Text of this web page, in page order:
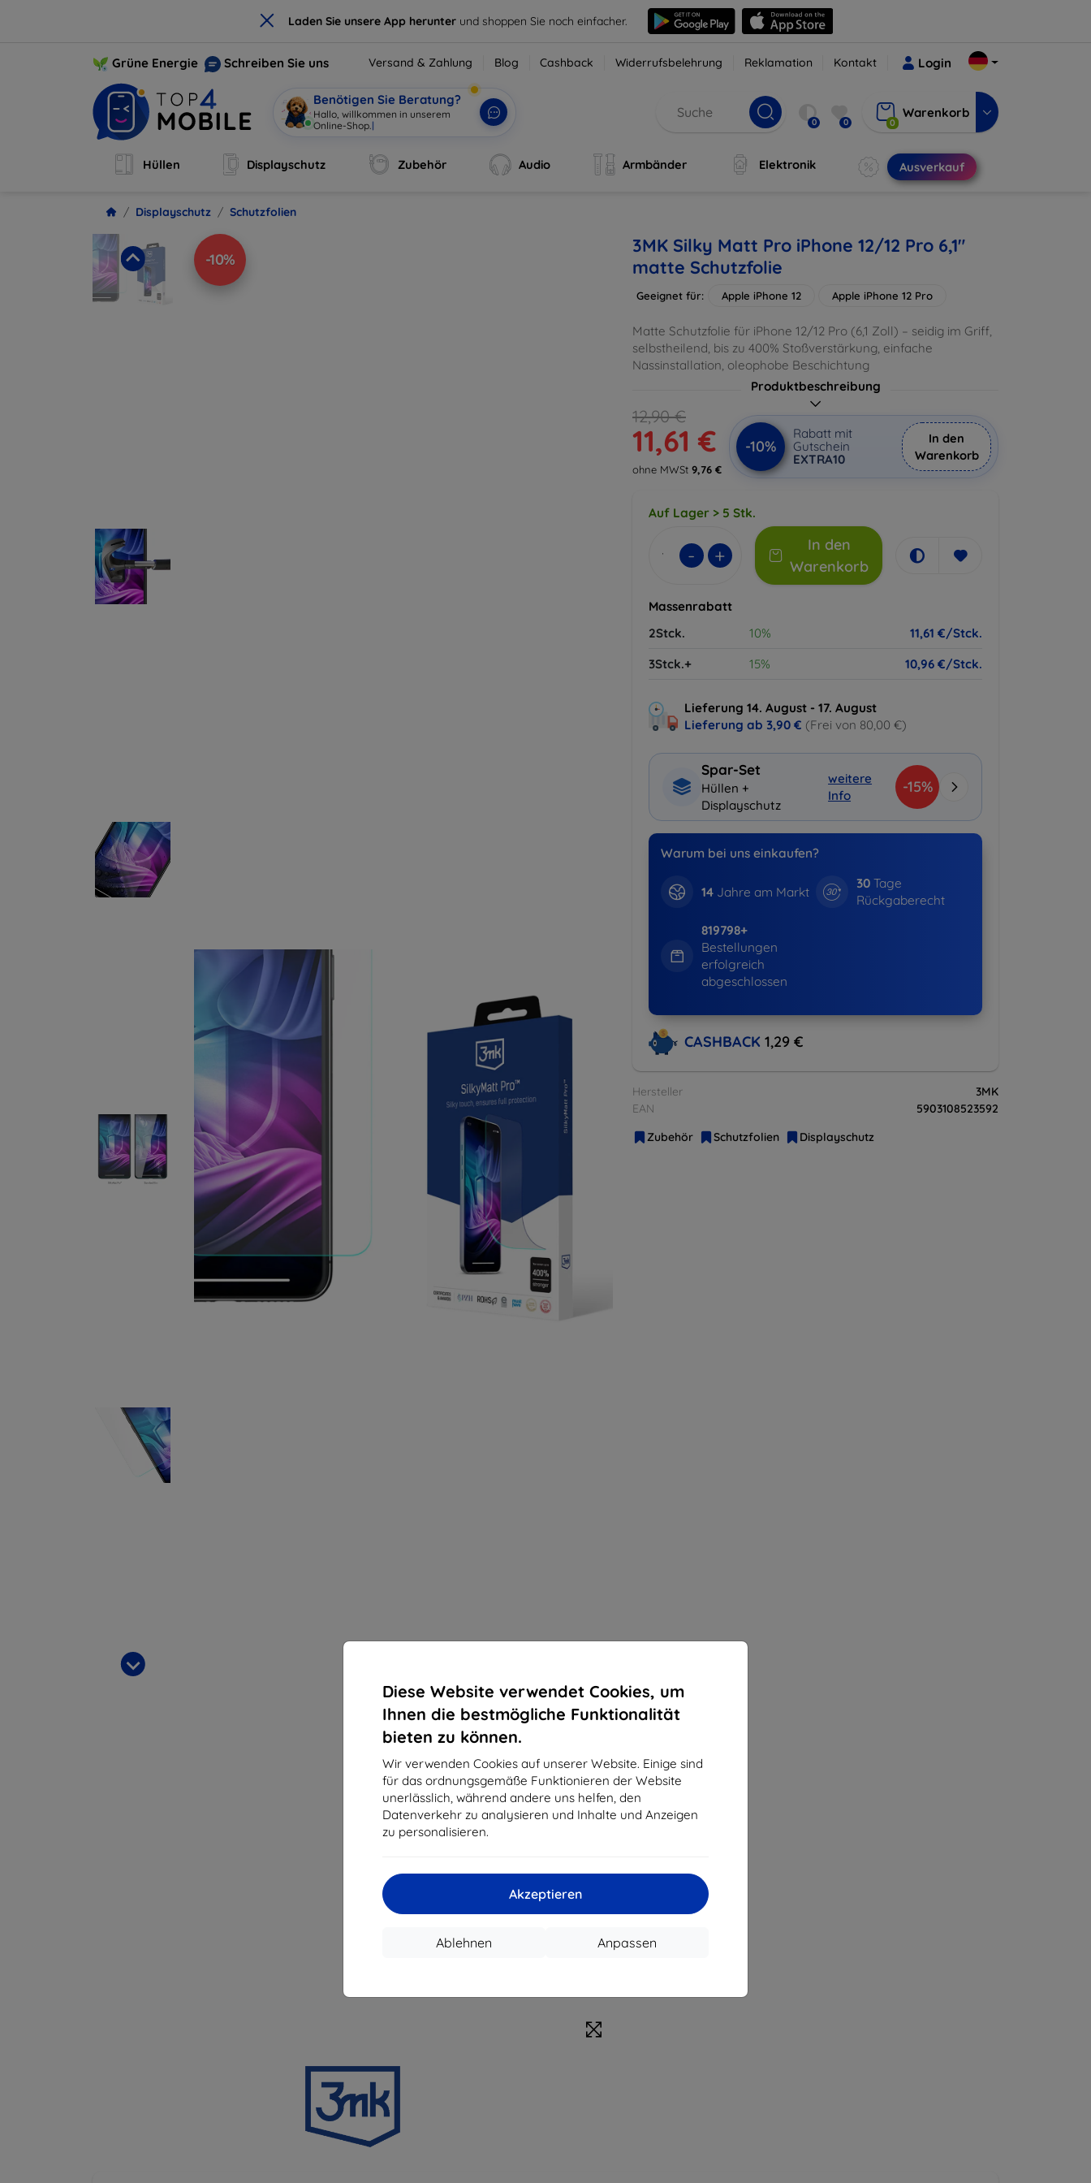
× Laden Sie unsere App herunter und shoppen Sie noch einfacher.
Diese Website verwendet Cookies, um
Ihnen die bestmögliche Funktionalität
bieten zu können.
Wir verwenden Cookies auf unserer Website. Einige sind
für das ordnungsgemäße Funktionieren der Website
unerlässlich, während andere uns helfen, den
Datenverkehr zu analysieren und Inhalte und Anzeigen
zu personalisieren.
Akzeptieren
Anpassen
Ablehnen
Grüne Energie Schreiben Sie uns Versand & Zahlung Blog Cashback Widerrufsbelehrung Reklamation Kontakt Login
Benötigen Sie Beratung?
Ic| 0 0 0
Warenkorb
Hüllen Displayschutz Zubehör Audio Armbänder Elektronik Ausverkauf
Displayschutz Schutzfolien
-10%
3MK Silky Matt Pro iPhone 12/12 Pro 6,1"
matte Schutzfolie
Geeignet für: Apple iPhone 12 Apple iPhone 12 Pro
Matte Schutzfolie für iPhone 12/12 Pro (6,1 Zoll) – seidig im Griff,
selbstheilend, bis zu 400% Stoßverstärkung, einfache
Nassinstallation, oleophobe Beschichtung
Produktbeschreibung
12,90 €
11,61 €
ohne MWSt 9,76 €
-10%
Rabatt mit
Gutschein
EXTRA10
In den
Warenkorb
Auf Lager > 5 Stk.
- +
In den
Warenkorb
Massenrabatt
2Stck.
10%
11,61 €/Stck.
3Stck.+
15% 10,96 €/Stck.
Lieferung 14. August - 17. August
Lieferung ab 3,90 € (Frei von 80,00 €)
Spar-Set
Hüllen +
Displayschutz
weitere
Info
-15%
Warum bei uns einkaufen?
14Jahre am Markt
30Tage
Rückgaberecht
819798+
Bestellungen
erfolgreich
abgeschlossen
CASHBACK 1,29 €
Hersteller
3MK
EAN
5903108523592
Zubehör
Schutzfolien Displayschutz